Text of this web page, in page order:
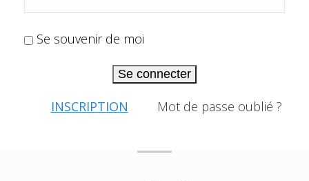
Se souvenir de moi
Se connecter
INSCRIPTION Mot de passe oublié ?